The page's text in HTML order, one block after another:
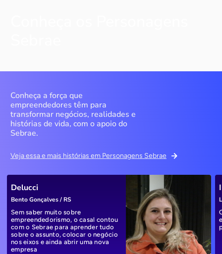
Conheça a força que
empreendedores têm para
transformar negócios, realidades e
histórias de vida, com o apoio do
Sebrae.
Veja essa e mais histórias em Personagens Sebrae
Delucci
Bento Gonçalves / RS
Sem saber muito sobre
empreendedorismo, o casal contou
com o Sebrae para aprender tudo
sobre o assunto, colocar o negócio
nos eixos e ainda abrir uma nova
empresa